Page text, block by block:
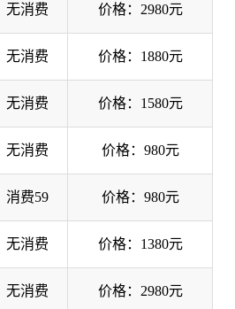
无消费 价格：2980元
无消费 价格：1880元
无消费 价格：1580元
无消费 价格：980元
消费59 价格：980元
无消费 价格：1380元
无消费 价格：2980元